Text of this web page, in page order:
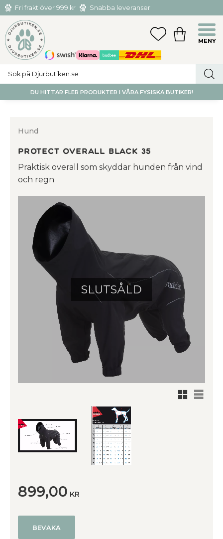
Meny
Fri frakt över 999 kr
Snabba leveranser
Hämta och returnera i butiken i Tumba eller Huddinge C
FAVORITER
KUNDVAGN
DU HITTAR FLER PRODUKTER I VÅRA FYSISKA BUTIKER!
Hund
PROTECT OVERALL BLACK 35
​Praktisk overall som skyddar hunden från vind
och regn
SLUTSÅLD
Rutnätsvy
Listvy
899,00 KR
BEVAKA